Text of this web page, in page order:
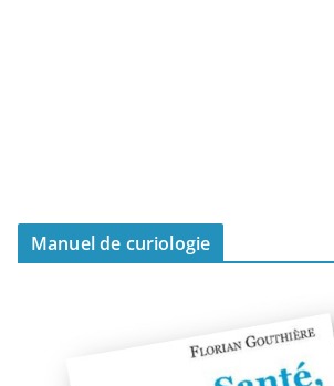
Manuel de curiologie